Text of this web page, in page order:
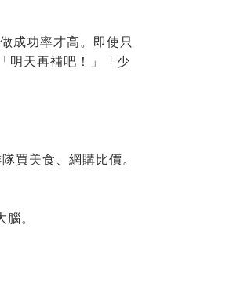
成功率才高。即使只
明天再補吧！」「少
買美食、網購比價。
。